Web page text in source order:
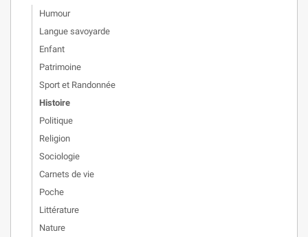
Humour
Langue savoyarde
Enfant
Patrimoine
Sport et Randonnée
Histoire
Politique
Religion
Sociologie
Carnets de vie
Poche
Littérature
Nature